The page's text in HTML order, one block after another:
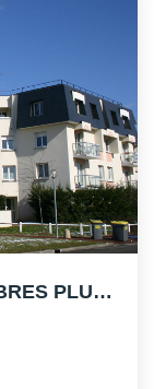
LOFT A CHATOU AVEC 3 CHAMBRES PLUS 2 BUREAUX